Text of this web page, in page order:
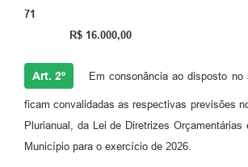
R$ 16.000,00
Art. 2º Em consonância ao disposto no
ficam convalidadas as respectivas previsões
Plurianual, da Lei de Diretrizes Orçamentárias
Município para o exercício de 2026.